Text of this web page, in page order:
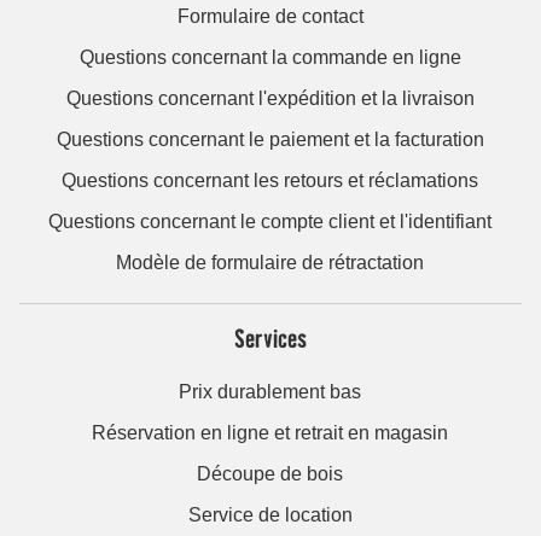
Formulaire de contact
Questions concernant la commande en ligne
Questions concernant l'expédition et la livraison
Questions concernant le paiement et la facturation
Questions concernant les retours et réclamations
Questions concernant le compte client et l'identifiant
Modèle de formulaire de rétractation
Services
Prix durablement bas
Réservation en ligne et retrait en magasin
Découpe de bois
Service de location